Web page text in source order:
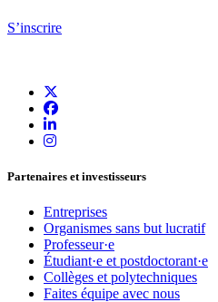
S’inscrire
Partenaires et investisseurs
Entreprises
Organismes sans but lucratif
Professeur·e
Étudiant·e et postdoctorant·e
Collèges et polytechniques
Faites équipe avec nous